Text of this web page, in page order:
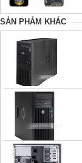
SẢN PHẢM KHÁC